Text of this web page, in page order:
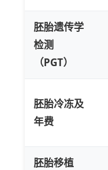
胚胎遗传学
检测
（PGT）
胚胎冷冻及
年费
胚胎移植